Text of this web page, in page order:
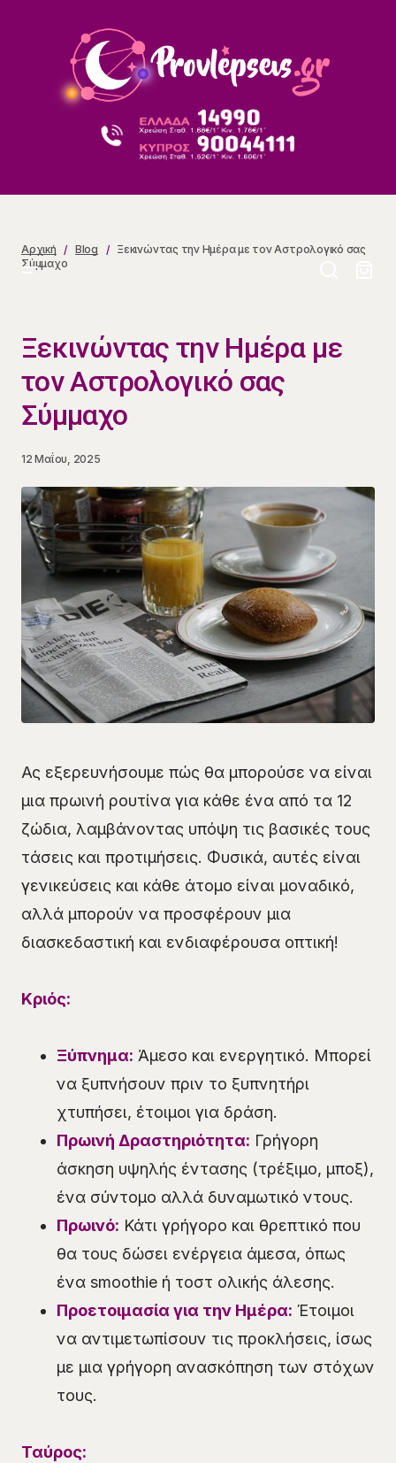
Αρχική Blog
Ξεκινώντας την Ημέρα με τον Αστρολογικό σας
Σύμμαχο
Ξεκινώντας την Ημέρα με
τον Αστρολογικό σας
Σύμμαχο
12 Μαΐου, 2025
Ας εξερευνήσουμε πώς θα μπορούσε να είναι
μια πρωινή ρουτίνα για κάθε ένα από τα 12
ζώδια, λαμβάνοντας υπόψη τις βασικές τους
τάσεις και προτιμήσεις. Φυσικά, αυτές είναι
γενικεύσεις και κάθε άτομο είναι μοναδικό,
αλλά μπορούν να προσφέρουν μια
διασκεδαστική και ενδιαφέρουσα οπτική!
Κριός:
Ξύπνημα: Άμεσο και ενεργητικό. Μπορεί
να ξυπνήσουν πριν το ξυπνητήρι
χτυπήσει, έτοιμοι για δράση.
Πρωινή Δραστηριότητα: Γρήγορη
άσκηση υψηλής έντασης (τρέξιμο, μποξ),
ένα σύντομο αλλά δυναμωτικό ντους.
Πρωινό: Κάτι γρήγορο και θρεπτικό που
θα τους δώσει ενέργεια άμεσα, όπως
ένα smoothie ή τοστ ολικής άλεσης.
Προετοιμασία για την Ημέρα: Έτοιμοι
να αντιμετωπίσουν τις προκλήσεις, ίσως
με μια γρήγορη ανασκόπηση των στόχων
τους.
Ταύρος: